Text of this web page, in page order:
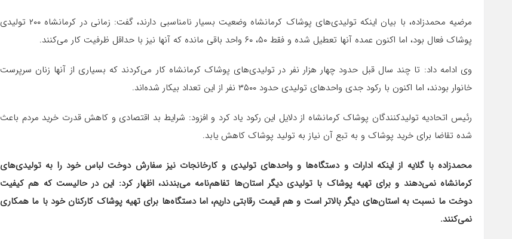
مرضیه محمدزاده، با بیان اینکه تولیدی‌های پوشاک کرمانشاه وضعیت بسیار نامناسبی دارند، گفت: زمانی در کرمانشاه ۲۰۰ تولیدی
پوشاک فعال بود، اما اکنون عمده آنها تعطیل شده و فقط ۵۰، ۶۰ واحد باقی مانده که آنها نیز با حداقل ظرفیت کار می‌کنند.
وی ادامه داد: تا چند سال قبل حدود چهار هزار نفر در تولیدی‌های پوشاک کرمانشاه کار می‌کردند که بسیاری از آنها زنان سرپرست
خانوار بودند، اما اکنون با رکود جدی واحدهای تولیدی حدود ۳۵۰۰ نفر از این تعداد بیکار شده‌اند.
رئیس اتحادیه تولیدکنندگان پوشاک کرمانشاه از دلایل این رکود یاد کرد و افزود: شرایط بد اقتصادی و کاهش قدرت خرید مردم باعث
شده تقاضا برای خرید پوشاک و به تبع آن نیاز به تولید پوشاک کاهش یابد.
محمدزاده با گلایه از اینکه ادارات و دستگاه‌ها و واحدهای تولیدی و کارخانجات نیز سفارش دوخت لباس خود را به تولیدی‌های
کرمانشاه نمی‌دهند و برای تهیه پوشاک با تولیدی دیگر استان‌ها تفاهم‌نامه می‌بندند، اظهار کرد: این در حالیست که هم کیفیت
دوخت ما نسبت به استان‌های دیگر بالاتر است و هم قیمت رقابتی داریم، اما دستگاه‌ها برای تهیه پوشاک کارکنان خود با ما همکاری
نمی‌کنند.